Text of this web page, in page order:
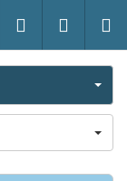
Поиск
Вход на